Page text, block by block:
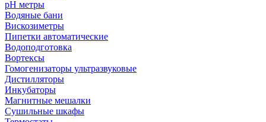
рН метры
Водяные бани
Вискозиметры
Пипетки автоматические
Водоподготовка
Вортексы
Гомогенизаторы ультразвуковые
Дистилляторы
Инкубаторы
Магнитные мешалки
Сушильные шкафы